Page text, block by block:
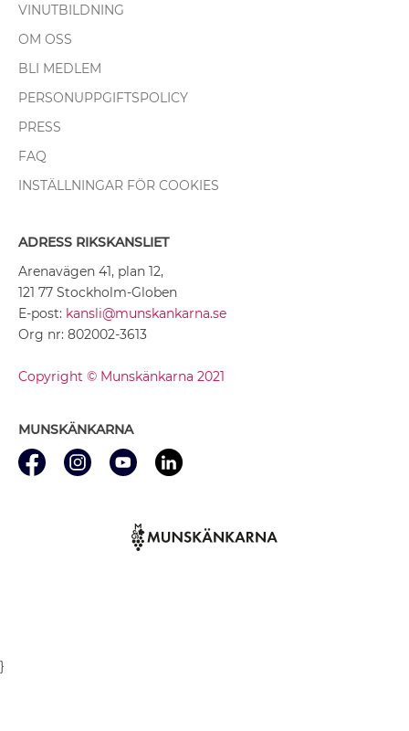
VINUTBILDNING
OM OSS
BLI MEDLEM
PERSONUPPGIFTSPOLICY
PRESS
FAQ
INSTÄLLNINGAR FÖR COOKIES
ADRESS RIKSKANSLIET
Arenavägen 41, plan 12,
121 77 Stockholm-Globen
E-post: kansli@munskankarna.se
Org nr: 802002-3613
Copyright © Munskänkarna 2021
MUNSKÄNKARNA
}